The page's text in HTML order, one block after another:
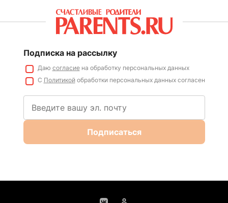
Подписка на рассылку
Даю согласиена обработку персональных данных
С Политикойобработки персональных данных согласен
Подписаться